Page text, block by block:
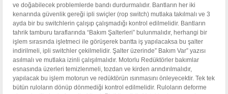
ve doğabilecek problemlerde bandı durdurmalıdır. Bantların her iki
kenarında güvenlik gereği ipli swiçler (rop switch) mutlaka takılmalı ve 3
ayda bir bu switchlerin çalışıp çalışmadığı kontrol edilmelidir. Bantların
tahrik tamburu taraflarında “Bakım Şalterleri” bulunmalıdır, herhangi bir
işlem sırasında işletmeci ile görüşerek bantta iş yapılacaksa bu şalter
indirilmeli, ipli switchler çekilmelidir. Şalter üzerinde” Bakım Var” yazısı
asılmalı ve mutlaka izinli çalışılmalıdır. Motorlu Redüktörler bakımlar
esnasında üzerleri temizlenmeli, tozdan ve kirden arındırılmalıdır,
yapılacak bu işlem motorun ve redüktörün ısınmasını önleyecektir. Tek tek
bütün ruloların dönüp dönmediği kontrol edilmelidir. Ruloların deforme